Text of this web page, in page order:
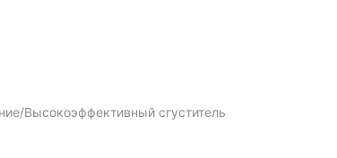
/Высокоэффективный сгуститель